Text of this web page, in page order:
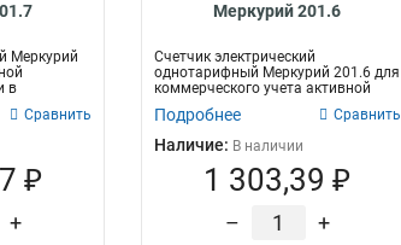
Меркурий
в
Сравнить
₽
+
Меркурий 201.6
Счетчик электрический
однотарифный Меркурий 201.6 для
коммерческого учета активной
электроэнерг...
Подробнее Сравнить
Наличие: В наличии
1 303,39 ₽
– +